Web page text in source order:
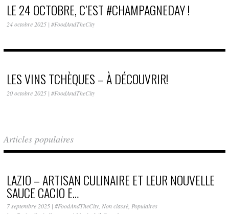
LE 24 OCTOBRE, C’EST #CHAMPAGNEDAY !
24 octobre 2025 | #FoodAndTheCity
LES VINS TCHÈQUES – À DÉCOUVRIR!
20 octobre 2025 | #FoodAndTheCity
Articles populaires
LAZIO – ARTISAN CULINAIRE ET LEUR NOUVELLE
SAUCE CACIO E…
7 septembre 2025 | #FoodAndTheCity, Non classé, Populaires